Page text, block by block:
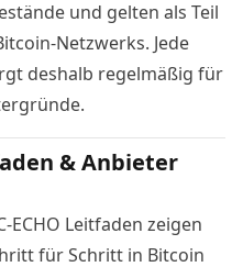
und gelten als Teil
Netzwerks. Jede
deshalb regelmäßig für
& Anbieter
ECHO Leitfaden zeigen
für Schritt in Bitcoin